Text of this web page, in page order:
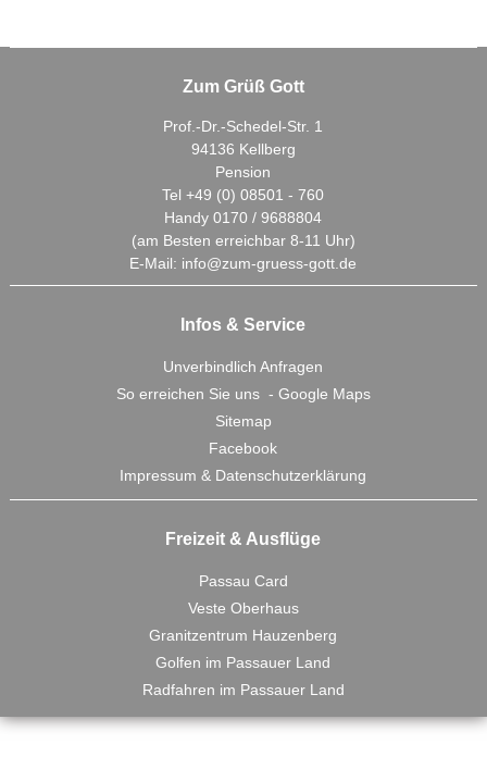
Zum Grüß Gott
Prof.-Dr.-Schedel-Str. 1
94136 Kellberg
Pension
Tel +49 (0) 08501 - 760
Handy 0170 / 9688804
(am Besten erreichbar 8-11 Uhr)
E-Mail: info@zum-gruess-gott.de
Infos & Service
Unverbindlich Anfragen
So erreichen Sie uns - Google Maps
Sitemap
Facebook
Impressum & Datenschutzerklärung
Freizeit & Ausflüge
Passau Card
Veste Oberhaus
Granitzentrum Hauzenberg
Golfen im Passauer Land
Radfahren im Passauer Land